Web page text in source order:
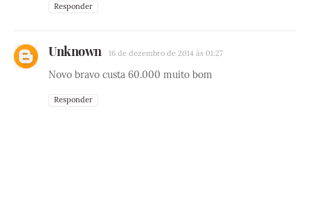
Responder
Unknown 16 de dezembro de 2014 às 01:27
Novo bravo custa 60.000 muito bom
Responder